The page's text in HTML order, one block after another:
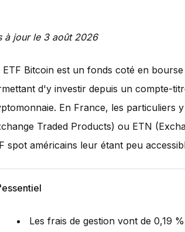
à jour le 3 août 2026
ETF Bitcoin est un fonds coté en
d'y investir depuis un compte-
En France, les particuliers
Traded Products) ou ETN
spot américains leur étant peu
Les frais de gestion vont de 0,19